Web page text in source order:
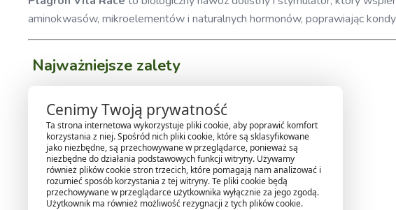
aminokwasów, mikroelementów i naturalnych hormonów, poprawiając
Najważniejsze zalety
✔️ Wzmacnia odporność na stres
✔️ Poprawia kondycję i wygląd liści
✔️ Wspiera start fazy kwitnienia
✔️ Dostarcza aminokwasów i mikroelementów
✔️ Idealny do oprysków dolistnych
Cenimy Twoją prywatność
Ta strona internetowa wykorzystuje pliki cookie, aby poprawić komfort
korzystania z niej. Spośród nich pliki cookie, które są sklasyfikowane
jako niezbędne, są przechowywane w przeglądarce, ponieważ są
niezbędne do działania podstawowych funkcji witryny. Używamy
również plików cookie stron trzecich, które pomagają nam analizować i
rozumieć sposób korzystania z tej witryny. Te pliki cookie będą
przechowywane w przeglądarce użytkownika wyłącznie za jego zgodą.
Użytkownik ma również możliwość rezygnacji z tych plików cookie.